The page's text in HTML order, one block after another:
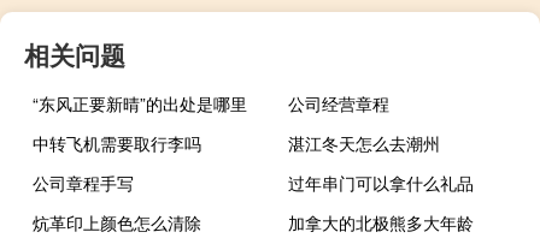
相关问题
“东风正要新晴”的出处是哪里
公司经营章程
中转飞机需要取行李吗
湛江冬天怎么去潮州
公司章程手写
过年串门可以拿什么礼品
炕革印上颜色怎么清除
加拿大的北极熊多大年龄